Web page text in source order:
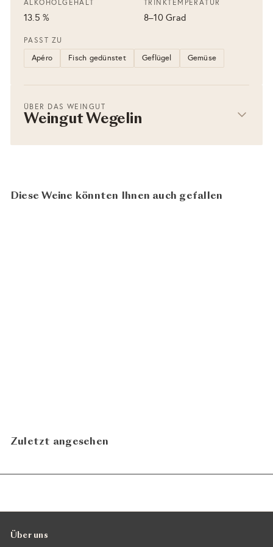
ALKOHOLGEHALT
13.5 %
TRINKTEMPERATUR
8–10 Grad
PASST ZU
Apéro Fisch gedünstet Geflügel Gemüse
ÜBER DAS WEINGUT
Weingut Wegelin
Diese Weine könnten Ihnen auch gefallen
Zuletzt angesehen
Über uns